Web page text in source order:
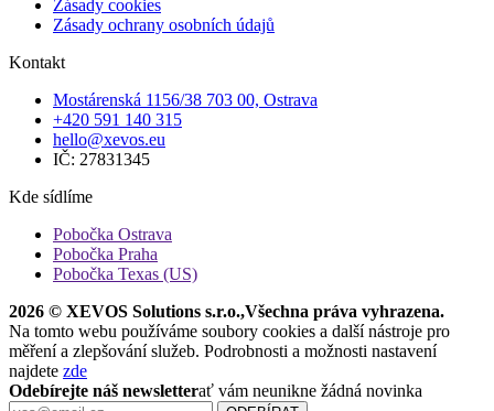
Zásady cookies
Zásady ochrany osobních údajů
Kontakt
Mostárenská 1156/38 703 00, Ostrava
+420 591 140 315
hello@xevos.eu
IČ: 27831345
Kde sídlíme
Pobočka Ostrava
Pobočka Praha
Pobočka Texas (US)
2026 © XEVOS Solutions s.r.o.,Všechna práva vyhrazena.
Na tomto webu používáme soubory cookies a další nástroje pro
měření a zlepšování služeb. Podrobnosti a možnosti nastavení
najdete zde
Odebírejte náš newsletterať vám neunikne žádná novinka